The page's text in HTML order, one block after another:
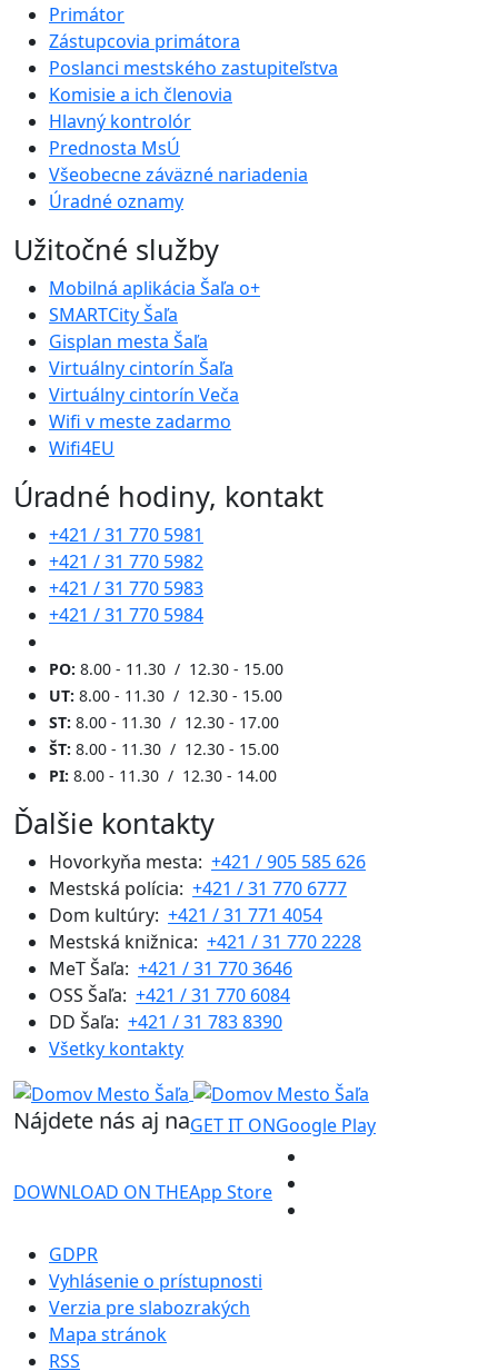
Primátor
Zástupcovia primátora
Poslanci mestského zastupiteľstva
Komisie a ich členovia
Hlavný kontrolór
Prednosta MsÚ
Všeobecne záväzné nariadenia
Úradné oznamy
Užitočné služby
Mobilná aplikácia Šaľa o+
SMARTCity Šaľa
Gisplan mesta Šaľa
Virtuálny cintorín Šaľa
Virtuálny cintorín Veča
Wifi v meste zadarmo
Wifi4EU
Úradné hodiny, kontakt
+421 / 31 770 5981
+421 / 31 770 5982
+421 / 31 770 5983
+421 / 31 770 5984
PO: 8.00 - 11.30 / 12.30 - 15.00
UT: 8.00 - 11.30 / 12.30 - 15.00
ST: 8.00 - 11.30 / 12.30 - 17.00
ŠT: 8.00 - 11.30 / 12.30 - 15.00
PI: 8.00 - 11.30 / 12.30 - 14.00
Ďalšie kontakty
Hovorkyňa mesta: +421 / 905 585 626
Mestská polícia: +421 / 31 770 6777
Dom kultúry: +421 / 31 771 4054
Mestská knižnica: +421 / 31 770 2228
MeT Šaľa: +421 / 31 770 3646
OSS Šaľa: +421 / 31 770 6084
DD Šaľa: +421 / 31 783 8390
Všetky kontakty
Nájdete nás aj naGET IT ONGoogle Play
DOWNLOAD ON THEApp Store
GDPR
Vyhlásenie o prístupnosti
Verzia pre slabozrakých
Mapa stránok
RSS